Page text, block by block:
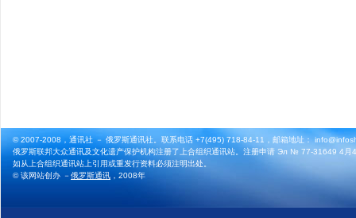
© 2007-2008，通讯社 － 俄罗斯通讯社。联系电话 +7(495) 718-84-11，邮箱地址：
俄罗斯联邦大众通讯及文化遗产保护机构注册了上合组织通讯站。注册申请 Эл № 77-31649 4月
如从上合组织通讯站上引用或重发行资料必须注明出处。
© 该网站创办 －俄罗斯通讯 ，2008年